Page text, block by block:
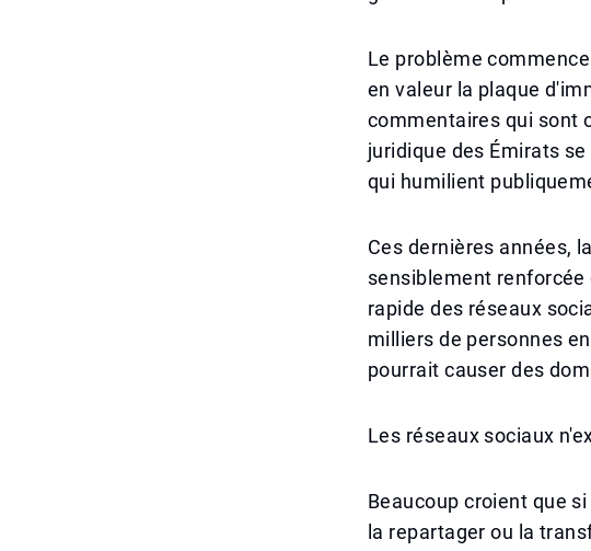
Le problème
en valeur la plaque
commentaires qui sont
juridique des Émirats
qui humilient
Ces dernières années,
sensiblement
rapide des réseaux
milliers de personnes
pourrait causer des
Les réseaux sociaux
Beaucoup croient que
la repartager ou la